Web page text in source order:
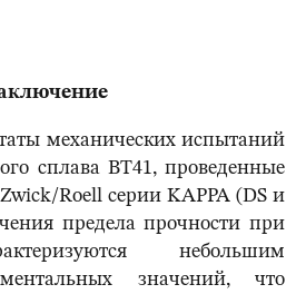
механических испытаний
сплава ВТ41, проведенные
Roell серии KAPPA (DS и
предела прочности при
небольшим
значений, что